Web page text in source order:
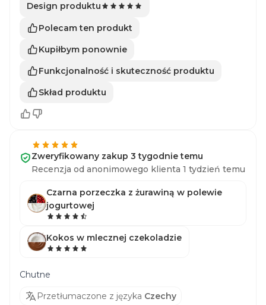
Design produktu
Polecam ten produkt
Kupiłbym ponownie
Funkcjonalność i skuteczność produktu
Skład produktu
Zweryfikowany zakup 3 tygodnie temu
Recenzja od anonimowego klienta 1 tydzień temu
Czarna porzeczka z żurawiną w polewie
jogurtowej
Kokos w mlecznej czekoladzie
Chutne
Przetłumaczone z języka Czechy